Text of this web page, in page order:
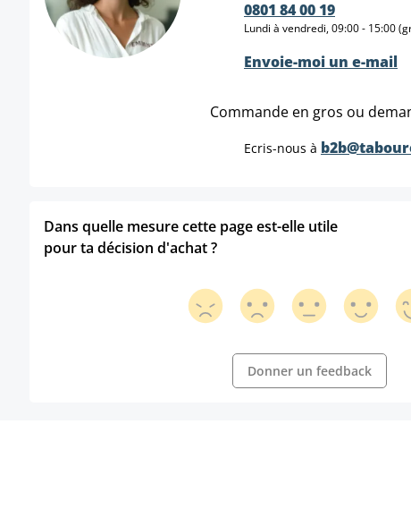
0801 84 00 19
Lundi à vendredi, 09:00 - 15:00
Envoie-moi un e-mail
Commande en gros ou
Ecris-nous à
Dans quelle mesure cette page est-elle utile
pour ta décision d'achat ?
Donner un feedback